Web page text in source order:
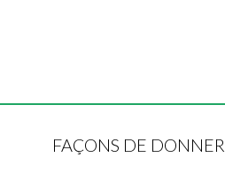
FAÇONS DE DONNER